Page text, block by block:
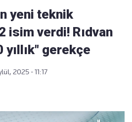
yeni teknik
isim verdi! Rıdvan
yıllık" gerekçe
2025 - 11:17